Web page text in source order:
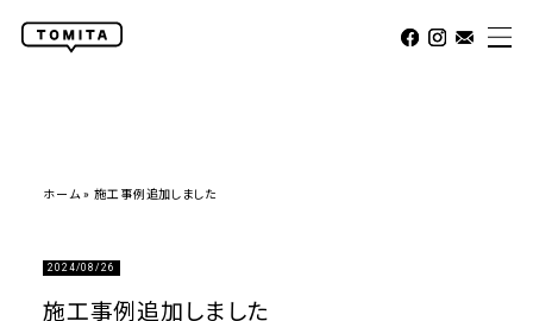
ホーム »施工事例追加しました
2024/08/26
施工事例追加しました